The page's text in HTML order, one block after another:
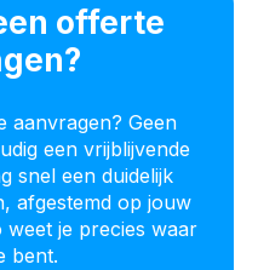
offerte
aanvragen? Geen
een vrijblijvende
snel een duidelijk
afgestemd op jouw
je precies waar
bent.